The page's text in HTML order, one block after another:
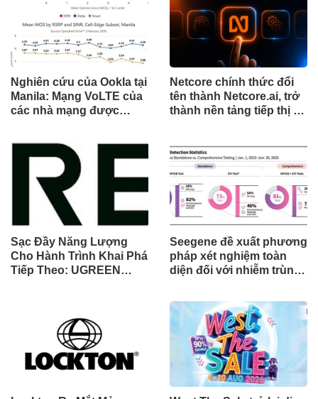
Nghiên cứu của Ookla tại
Manila: Mạng VoLTE của
các nhà mạng được
về chất lượng và độ tin
cậy của cuộc gọi thoại
Netcore chính thức đổi
tên thành Netcore.ai, trở
thành nền tảng tiếp thị tự
trưởng khách hàng
Sạc Đầy Năng Lượng
Cho Hành Trình Khai Phá
Tiếp Theo: UGREEN
Seegene đề xuất phương
pháp xét nghiệm toàn
diện đối với nhiễm trùng
qua Nghiên cứu lâm
sàng một triệu ca toàn
cầu (GMCS)